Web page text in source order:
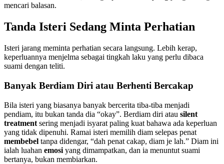
mencari balasan.
Tanda Isteri Sedang Minta Perhatian
Isteri jarang meminta perhatian secara langsung. Lebih kerap,
keperluannya menjelma sebagai tingkah laku yang perlu dibaca
suami dengan teliti.
Banyak Berdiam Diri atau Berhenti Bercakap
Bila isteri yang biasanya banyak bercerita tiba-tiba menjadi
pendiam, itu bukan tanda dia “okay”. Berdiam diri atau silent
treatment sering menjadi isyarat paling kuat bahawa ada keperluan
yang tidak dipenuhi. Ramai isteri memilih diam selepas penat
membebel tanpa didengar, “dah penat cakap, diam je lah.” Diam ini
ialah luahan emosi yang dimampatkan, dan ia menuntut suami
bertanya, bukan membiarkan.